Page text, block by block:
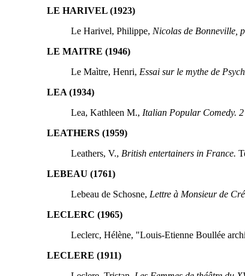
LE HARIVEL (1923)
Le Harivel, Philippe, Nicolas de Bonneville,
LE MAITRE (1946)
Le Maìtre, Henri, Essai sur le mythe de
LEA (1934)
Lea, Kathleen M., Italian Popular Comedy. 2
LEATHERS (1959)
Leathers, V., British entertainers in France.
LEBEAU (1761)
Lebeau de Schosne, Lettre à Monsieur de
LECLERC (1965)
Leclerc, Hélène, "Louis-Etienne Boullée
LECLERE (1911)